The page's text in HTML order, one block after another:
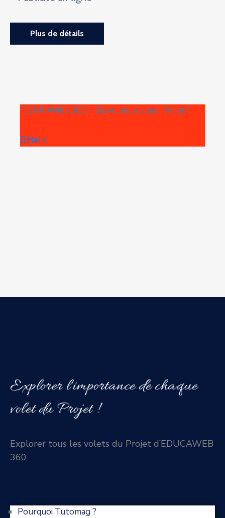
Plus de détails
" EDUCAWEB 360 - Six volets, un seul Projet ".
Détails
Explorer l'importance de chaque
volet du Projet !
Explorer tous les volets du Projet d’EDUCAWEB
360
Pourquoi Tutomag ?